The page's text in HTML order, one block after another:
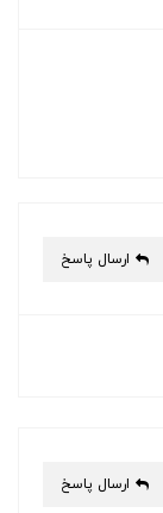
ارسال پاسخ
ارسال پاسخ